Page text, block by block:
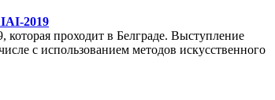
2019
проходит в Белграде. Выступление
с использованием методов искусственного